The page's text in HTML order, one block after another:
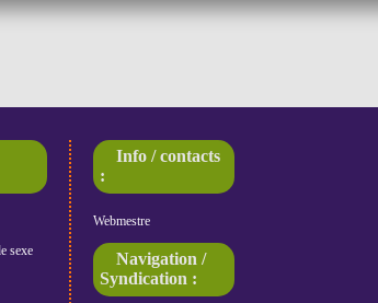
sexe
Info / contacts
:
Webmestre
Navigation /
Syndication :